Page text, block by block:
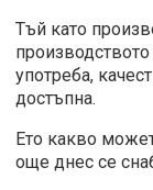
Тъй като
употреба,
достъпна.
Ето какво
още днес се